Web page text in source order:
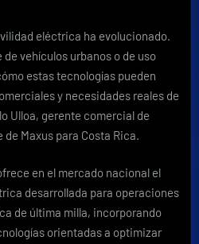
eléctrica ha evolucionado.
vehículos urbanos o de uso
estas tecnologías pueden
y necesidades reales de
Ulloa, gerente comercial de
Maxus para Costa Rica.
en el mercado nacional el
desarrollada para operaciones
de última milla, incorporando
orientadas a optimizar